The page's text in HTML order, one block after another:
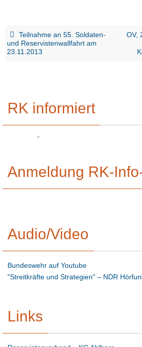
Teilnahme an 55. Soldaten-
und Reservistenwallfahrt am
23.11.2013
OV,
RK informiert
Anmeldung RK-
Audio/Video
Bundeswehr auf Youtube
"Streitkräfte und Strategien" – NDR
Links